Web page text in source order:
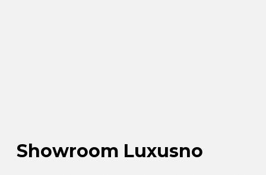
Showroom Luxusno